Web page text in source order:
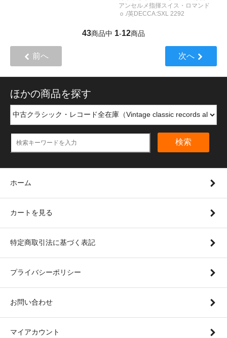
アンセルメ指揮スイス・ロマンド
ｏ./英DECCA:SXL 2292
43商品中 1-12商品
前へ 次へ
ほかの商品を探す
検索
ホーム
カートを見る
特定商取引法に基づく表記
プライバシーポリシー
お問い合わせ
マイアカウント